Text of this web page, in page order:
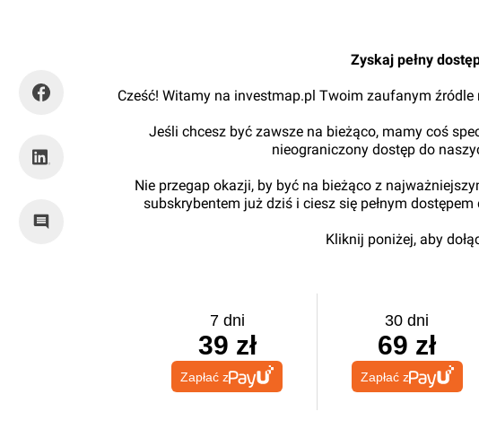
Zyskaj pełny
Cześć! Witamy na investmap.pl Twoim zaufanym
Jeśli chcesz być zawsze na bieżąco, mamy coś
nieograniczony dostęp do
Nie przegap okazji, by być na bieżąco z
subskrybentem już dziś i ciesz się pełnym
Kliknij poniżej, aby
7 dni
39 zł
Zapłać z
30 dni
69 zł
Zapłać z